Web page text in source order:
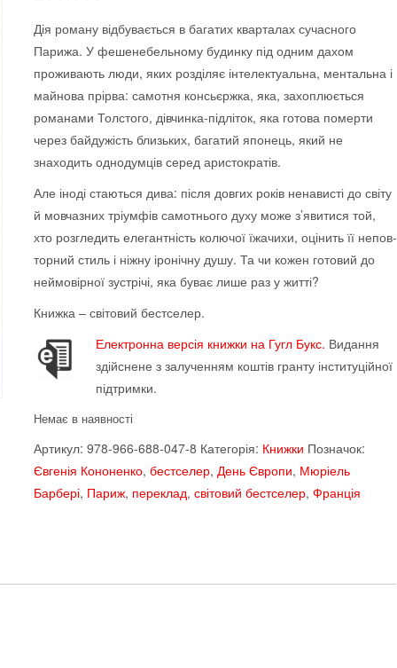
Дія роману відбувається в багатих квар­талах сучас­ного
Парижа. У фешенебельному будинку під одним дахом
проживають люди, яких розділяє інтелектуальна, ментальна і
май­нова прірва: са­мот­ня консьєржка, яка, захоплюється
романами Толстого, дівчинка-підліток, яка готова померти
через байдужість близьких, багатий японець, який не
знаходить однодумців серед аристо­кратів.
Але іноді стаються дива: після довгих ро­ків нена­висті до світу
й мовчазних тріумфів самот­ньо­го духу може з’явитися той,
хто розгледить еле­гантність колю­чої їжачихи, оцінить її непов­
торний стиль і ніжну іро­нічну душу. Та чи кожен готовий до
неймовірної зуст­річі, яка буває лише раз у житті?
Книжка – світовий бестселер.
Електронна версія книжки на Гугл Букс. Видання
здійснене з залученням коштів гранту інституційної
підтримки.
Немає в наявності
Артикул: 978-966-688-047-8 Категорія: Книжки Позначок:
Євгенія Кононенко, бестселер, День Європи, Мюріель
Барбері, Париж, переклад, світовий бестселер, Франція